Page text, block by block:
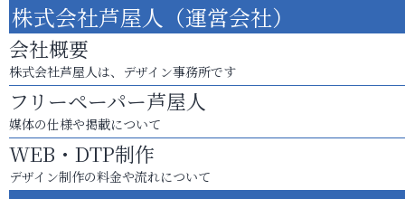
株式会社芦屋人（運営会社）
会社概要
株式会社芦屋人は、デザイン事務所です
フリーペーパー芦屋人
媒体の仕様や掲載について
WEB・DTP制作
デザイン制作の料金や流れについて